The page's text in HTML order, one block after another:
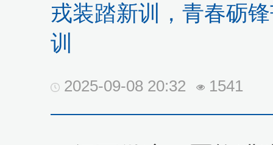
戎装踏新训，青春砺
训
2025-09-08 20:32 1541